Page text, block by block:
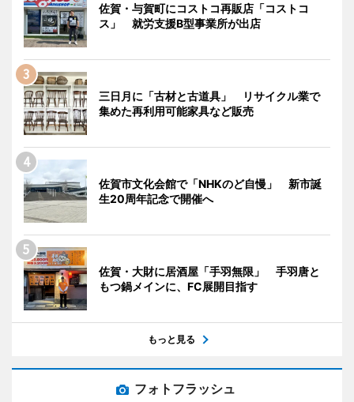
佐賀・与賀町にコストコ再販店「コストコ
ス」 就労支援B型事業所が出店
三日月に「古材と古道具」 リサイクル業で
集めた再利用可能家具など販売
佐賀市文化会館で「NHKのど自慢」 新市誕
生20周年記念で開催へ
佐賀・大財に居酒屋「手羽無限」 手羽唐と
もつ鍋メインに、FC展開目指す
もっと見る
フォトフラッシュ